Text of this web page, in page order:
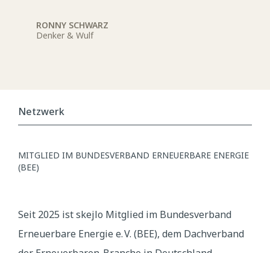
RONNY SCHWARZ
Denker & Wulf
Netzwerk
MITGLIED IM BUNDESVERBAND ERNEUERBARE ENERGIE
(BEE)
Seit 2025 ist skejlo Mitglied im Bundesverband
Erneuerbare Energie e. V. (BEE), dem Dachverband